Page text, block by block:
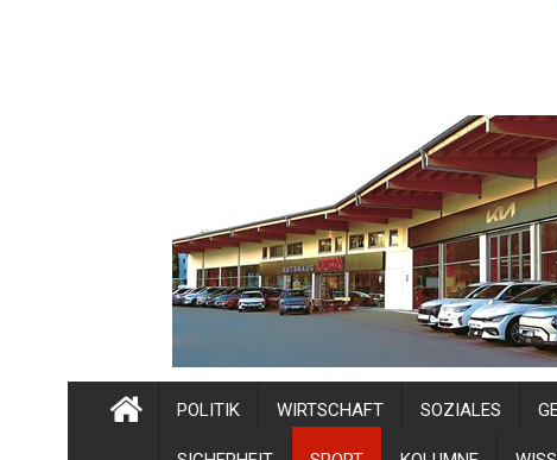
POLITIK WIRTSCHAFT SOZIALES